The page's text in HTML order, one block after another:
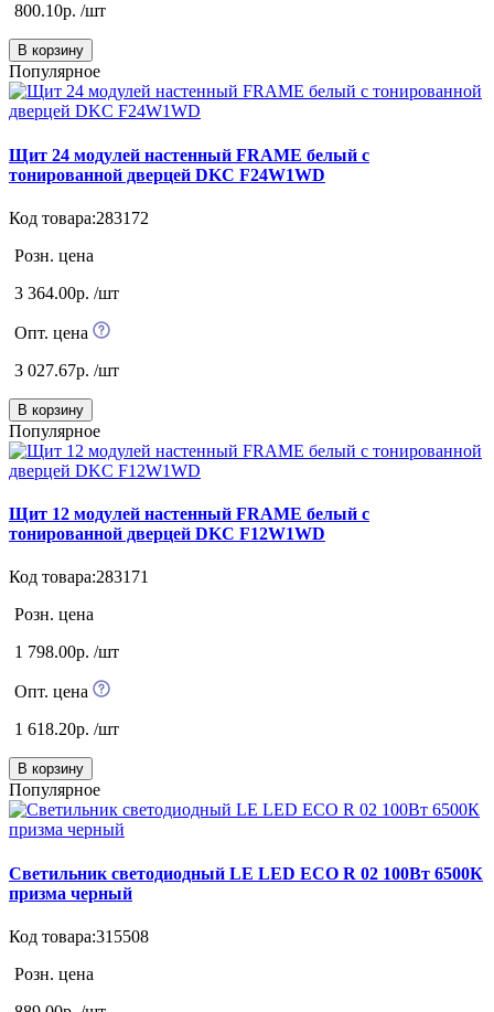
800.10р. /шт
В корзину
Популярное
Щит 24 модулей настенный FRAME белый с
тонированной дверцей DKC F24W1WD
Код товара:283172
Розн. цена
3 364.00р. /шт
Опт. цена
3 027.67р. /шт
В корзину
Популярное
Щит 12 модулей настенный FRAME белый с
тонированной дверцей DKC F12W1WD
Код товара:283171
Розн. цена
1 798.00р. /шт
Опт. цена
1 618.20р. /шт
В корзину
Популярное
Светильник светодиодный LE LED ECO R 02 100Вт 6500К
призма черный
Код товара:315508
Розн. цена